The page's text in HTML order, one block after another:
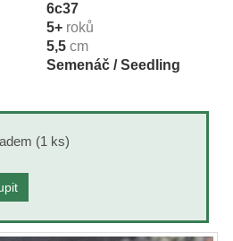
6c37
5+ roků
5,5 cm
Semenáč / Seedling
(1 ks)